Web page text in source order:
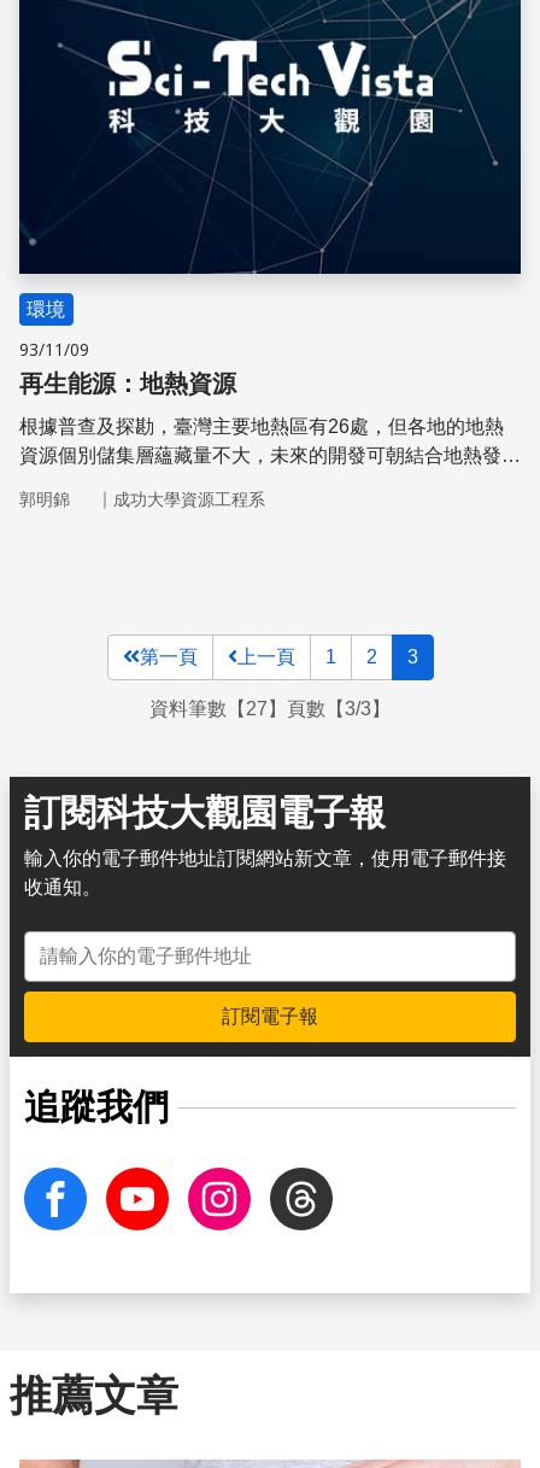
環境
93/11/09
再生能源：地熱資源
根據普查及探勘，臺灣主要地熱區有26處，但各地的地熱
資源個別儲集層蘊藏量不大，未來的開發可朝結合地熱發
展。
郭明錦 ｜ 成功大學資源工程系
第一頁 上一頁 1 2 3
資料筆數【27】頁數【3/3】
訂閱科技大觀園電子報
輸入你的電子郵件地址訂閱網站新文章，使用電子郵件接
收通知。
電子郵件地址
訂閱電子報
追蹤我們
facebook Youtube InstagramThreads
推薦文章